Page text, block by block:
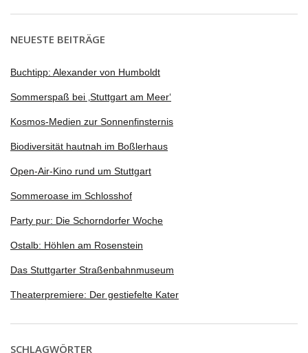
NEUESTE BEITRÄGE
Buchtipp: Alexander von Humboldt
Sommerspaß bei ‚Stuttgart am Meer‘
Kosmos-Medien zur Sonnenfinsternis
Biodiversität hautnah im Boßlerhaus
Open-Air-Kino rund um Stuttgart
Sommeroase im Schlosshof
Party pur: Die Schorndorfer Woche
Ostalb: Höhlen am Rosenstein
Das Stuttgarter Straßenbahnmuseum
Theaterpremiere: Der gestiefelte Kater
SCHLAGWÖRTER